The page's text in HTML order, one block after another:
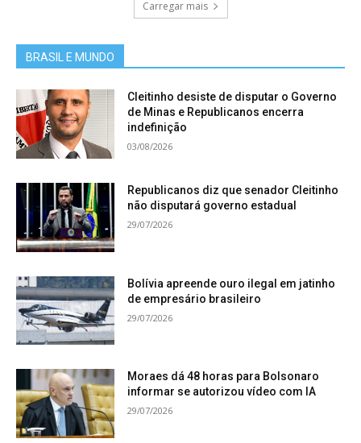
Carregar mais
BRASIL E MUNDO
Cleitinho desiste de disputar o Governo
de Minas e Republicanos encerra
indefinição
03/08/2026
Republicanos diz que senador Cleitinho
não disputará governo estadual
29/07/2026
Bolívia apreende ouro ilegal em jatinho
de empresário brasileiro
29/07/2026
Moraes dá 48 horas para Bolsonaro
informar se autorizou vídeo com IA
29/07/2026